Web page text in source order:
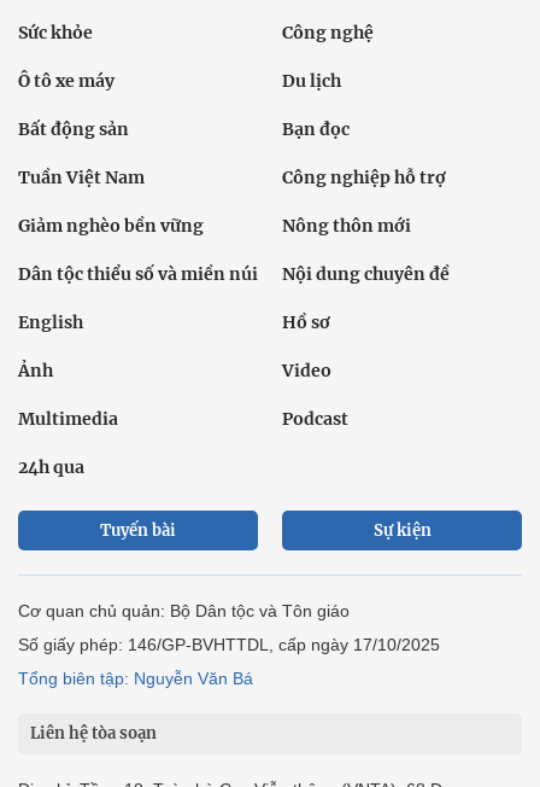
Sức khỏe Công nghệ
Ô tô xe máy Du lịch
Bất động sản Bạn đọc
Tuần Việt Nam Công nghiệp hỗ trợ
Giảm nghèo bền vững Nông thôn mới
Dân tộc thiểu số và miền núi Nội dung chuyên đề
English Hồ sơ
Ảnh Video
Multimedia Podcast
24h qua
Tuyến bài Sự kiện
Cơ quan chủ quản: Bộ Dân tộc và Tôn giáo
Số giấy phép: 146/GP-BVHTTDL, cấp ngày 17/10/2025
Tổng biên tập: Nguyễn Văn Bá
Liên hệ tòa soạn